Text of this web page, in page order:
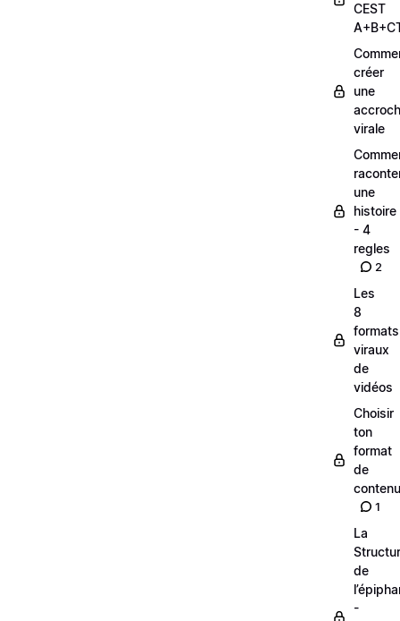
CEST
créer
une
virale
une
histoire
- 4
regles
2
Les
8
formats
viraux
de
vidéos
Choisir
ton
format
de
contenu
1
La
de
-